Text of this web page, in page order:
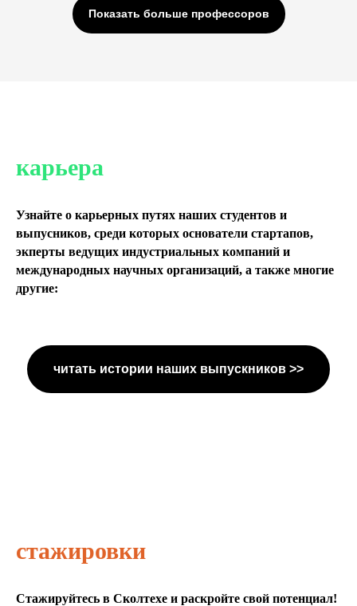
Показать больше профессоров
карьера
Узнайте о карьерных путях наших студентов и
выпусников, среди которых основатели стартапов,
экперты ведущих индустриальных компаний и
международных научных организаций, а также многие
другие:
читать истории наших выпускников >>
стажировки
Стажируйтесь в Сколтехе и раскройте свой потенциал!